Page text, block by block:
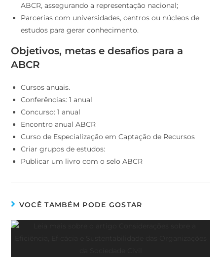
ABCR, assegurando a representação nacional;
Parcerias com universidades, centros ou núcleos de
estudos para gerar conhecimento.
Objetivos, metas e desafios para a
ABCR
Cursos anuais.
Conferências: 1 anual
Concurso: 1 anual
Encontro anual ABCR
Curso de Especialização em Captação de Recursos
Criar grupos de estudos:
Publicar um livro com o selo ABCR
VOCÊ TAMBÉM PODE GOSTAR